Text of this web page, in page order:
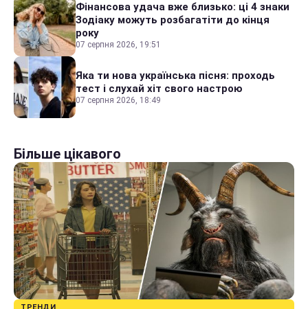
Фінансова удача вже близько: ці 4 знаки
Зодіаку можуть розбагатіти до кінця
року
07 серпня 2026, 19:51
Яка ти нова українська пісня: проходь
тест і слухай хіт свого настрою
07 серпня 2026, 18:49
Більше цікавого
ТРЕНДИ